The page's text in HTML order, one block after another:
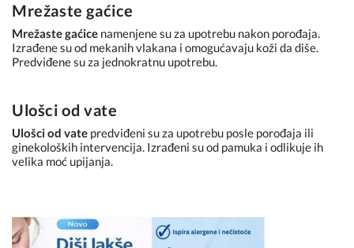
Mrežaste gaćice
Mrežaste gaćice namenjene su za upotrebu nakon porođaja.
Izrađene su od mekanih vlakana i omogućavaju koži da diše.
Predviđene su za jednokratnu upotrebu.
Ulošci od vate
Ulošci od vate predviđeni su za upotrebu posle porođaja ili
ginekoloških intervencija. Izrađeni su od pamuka i odlikuje ih
velika moć upijanja.